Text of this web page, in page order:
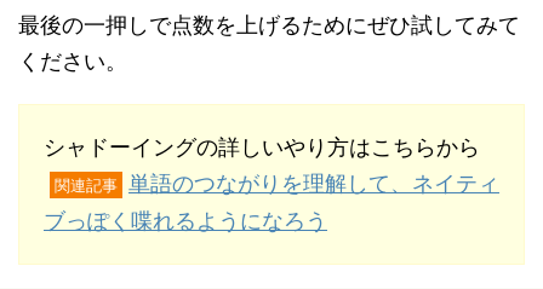
最後の一押しで点数を上げるためにぜひ試してみて
ください。
シャドーイングの詳しいやり方はこちらから
関連記事 単語のつながりを理解して、ネイティ
ブっぽく喋れるようになろう